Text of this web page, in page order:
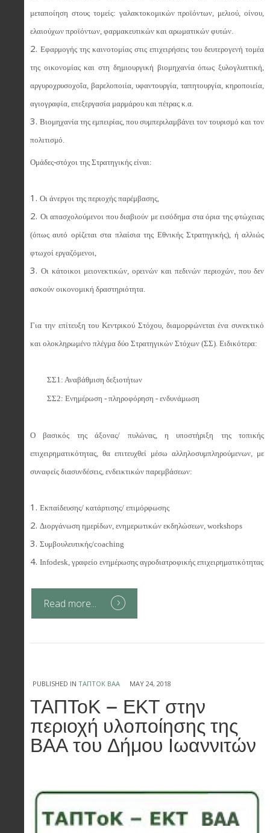
μεταποίηση στους τομείς: γαλακτοκομικών προϊόντων, μελιού, οίνου,
ελαιούχων προϊόντων, φαρμακευτικών και αρωματικών φυτών.
Εφαρμογής της καινοτομίας στις επιχειρήσεις του δευτερογενή τομέα
της οικονομίας και στη δημιουργική βιομηχανία όπως ξυλογλυπτική,
αργυροχρυσοχοΐα, βαρελοποιία, υφαντουργία, ταπητουργία, κηροποιεία,
αγιογραφία, επεξεργασία μαρμάρου και πέτρας κ.α.
Βιομηχανία της εμπειρίας, που συμπεριλαμβάνει τον τουρισμό και τον
πολιτισμό.
Ομάδες-στόχοι της Στρατηγικής είναι:
Οι άνεργοι της περιοχής παρέμβασης,
Οι απασχολούμενοι που διαβιούν με εισόδημα στα όρια της φτώχειας
(όπως αυτό ορίζεται στα πλαίσια της Εθνικής Στρατηγικής), ή αλλιώς
φτωχοί εργαζόμενοι,
Οι κάτοικοι μειονεκτικών, ορεινών και πεδινών περιοχών, που δεν
ασκούν οικονομική δραστηριότητα.
Για την επίτευξη του Κεντρικού Στόχου, διαμορφώνεται ένα συνεκτικό
και ολοκληρωμένο πλέγμα δύο Στρατηγικών Στόχων (ΣΣ). Ειδικότερα:
ΣΣ1: Αναβάθμιση δεξιοτήτων
ΣΣ2: Ενημέρωση - πληροφόρηση - ενδυνάμωση
Ο βασικός της άξονας/ πυλώνας, η υποστήριξη της τοπικής
επιχειρηματικότητας, θα επιτευχθεί μέσω αλληλοσυμπληρούμενων, με
συναφείς διασυνδέσεις, ενδεικτικών παρεμβάσεων:
Εκπαίδευσης/ κατάρτισης/ επιμόρφωσης
Διοργάνωση ημερίδων, ενημερωτικών εκδηλώσεων, workshops
Συμβουλευτικής/coaching
Infodesk, γραφείο ενημέρωσης αγροδιατροφικής επιχειρηματικότητας
Read more...
PUBLISHED IN ΤΑΠΤΟΚ ΒΑΑ MAY 24, 2018
ΤΑΠΤοΚ – ΕΚΤ στην
περιοχή υλοποίησης της
ΒΑΑ του Δήμου Ιωαννιτών